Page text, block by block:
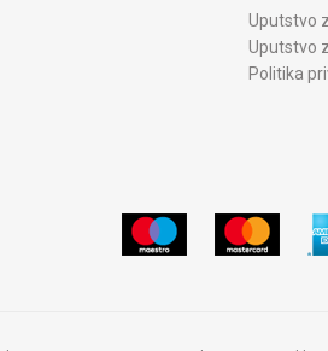
Uputstvo
Uputstvo
Politika